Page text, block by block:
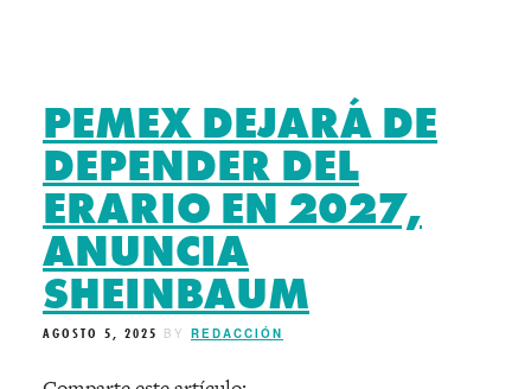
PEMEX DEJARÁ DE
DEPENDER DEL
ERARIO EN 2027,
ANUNCIA
SHEINBAUM
AGOSTO 5, 2025 BY REDACCIÓN